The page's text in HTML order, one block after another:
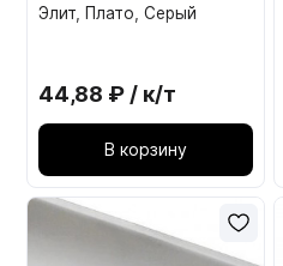
Элит, Плато, Серый
44,88 ₽ / к/т
В корзину